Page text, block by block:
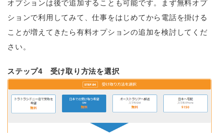
オプションは後で追加することも可能です。まず無料オプ
ションで利用してみて、仕事をはじめてから電話を掛ける
ことが増えてきたら有料オプションの追加を検討してくだ
さい。
ステップ4 受け取り方法を選択